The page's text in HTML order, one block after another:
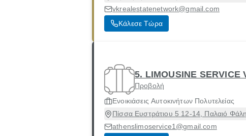
vkrealestatenetwork@gmail.com
Κάλεσε Τώρα
5. LIMOUSINE
Προβολή
Ενοικιάσεις Αυτοκινήτων Πολυτελείας
Πίσσα Ευστράτιου 5 12-14, Παλαιό
athenslimoservice1@gmail.com